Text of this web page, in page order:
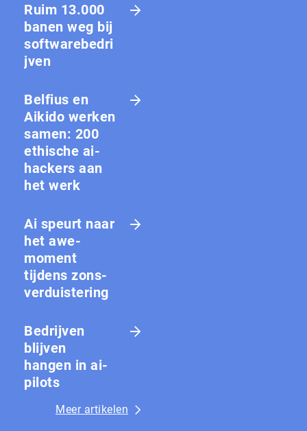
Ruim 13.000
banen weg bij
softwarebedri
jven
Belfius en
Aikido werken
samen: 200
ethische ai-
hackers aan
het werk
Ai speurt naar
het awe-
moment
tijdens zons­
ver­duis­te­ring
Bedrijven
blijven
hangen in ai-
pilots
Meer artikelen